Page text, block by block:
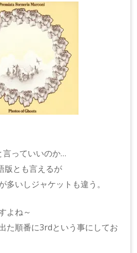
言っていいのか…
版とも言えるが
多いしジャケットも違う。
よね～
た順番に3rdという事にしてお